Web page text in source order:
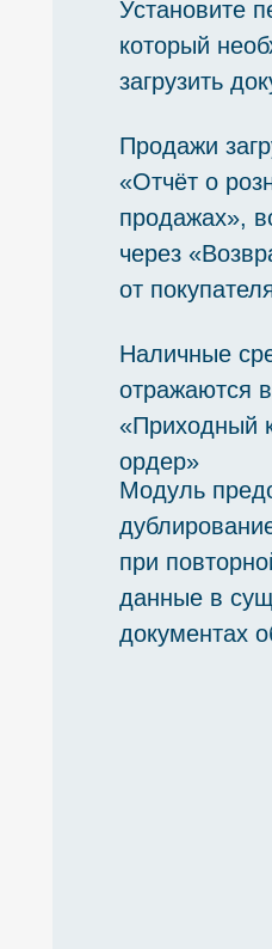
Установите
который
загрузить
Продажи
«Отчёт о
продажах»,
через
от
Наличные
отражаются
«Приходный
ордер»
Модуль
при
данные в
документах